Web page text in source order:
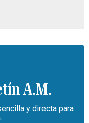
A.M.
y directa para